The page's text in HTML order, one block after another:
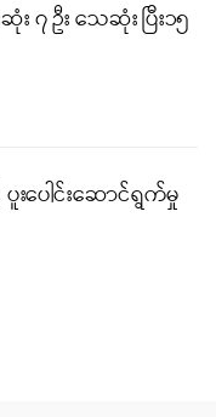
၇ ဦး သေဆုံး ပြီး၁၅
းပေါင်းဆောင်ရွက်မှု